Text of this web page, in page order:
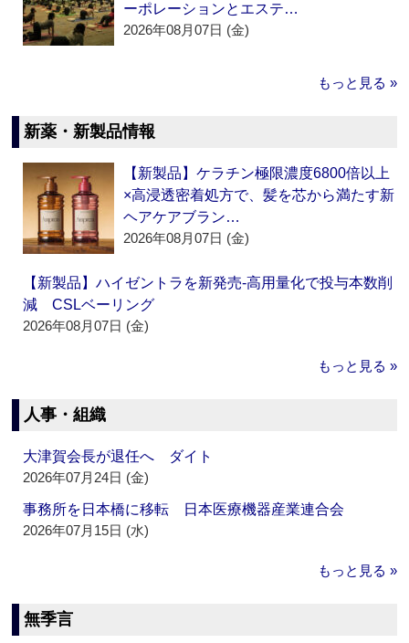
ーポレーションとエステ…
2026年08月07日 (金)
もっと見る »
新薬・新製品情報
【新製品】ケラチン極限濃度6800倍以上
×高浸透密着処方で、髪を芯から満たす新
ヘアケアブラン…
2026年08月07日 (金)
【新製品】ハイゼントラを新発売‐高用量化で投与本数削
減 CSLベーリング
2026年08月07日 (金)
もっと見る »
人事・組織
大津賀会長が退任へ ダイト
2026年07月24日 (金)
事務所を日本橋に移転 日本医療機器産業連合会
2026年07月15日 (水)
もっと見る »
無季言